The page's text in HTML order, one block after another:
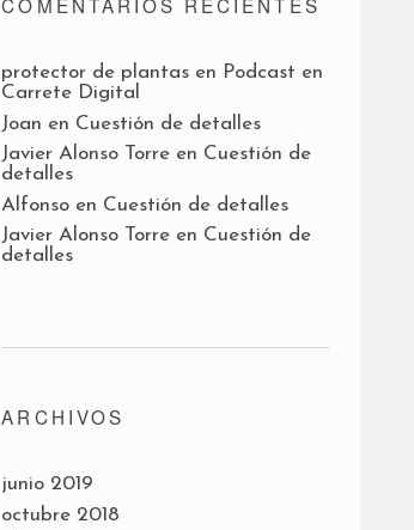
protector de plantas en Podcast en
Carrete Digital
Joan en Cuestión de detalles
Javier Alonso Torre en Cuestión de
detalles
Alfonso en Cuestión de detalles
Javier Alonso Torre en Cuestión de
detalles
ARCHIVOS
junio 2019
octubre 2018